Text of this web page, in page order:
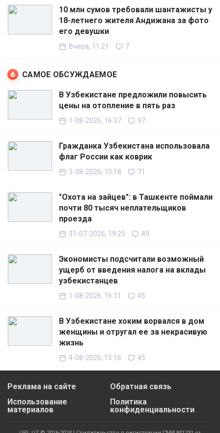
10 млн сумов требовали шантажисты у
18-летнего жителя Андижана за фото
его девушки
Вчера, 11:21 7
САМОЕ ОБСУЖДАЕМОЕ
В Узбекистане предложили повысить
цены на отопление в пять раз
1-08-2026, 16:37 97
Гражданка Узбекистана использовала
флаг России как коврик
3-08-2026, 10:18 71
"Охота на зайцев": в Ташкенте поймали
почти 80 тысяч неплательщиков
проезда
31-07-2026, 19:25 49
Экономисты подсчитали возможный
ущерб от введения налога на вклады
узбекистанцев
1-08-2026, 16:31 45
В Узбекистане хоким ворвался в дом
женщины и отругал ее за некрасивую
жизнь
4-08-2026, 15:16 45
Реклама на сайте
Обратная связь
Использование
материалов
Политика
конфиденциальности